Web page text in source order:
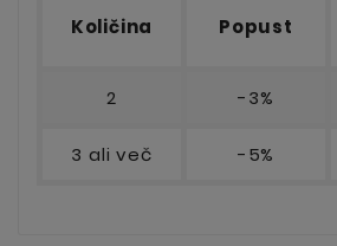
Količina Popust
2 -3%
3 ali več -5%